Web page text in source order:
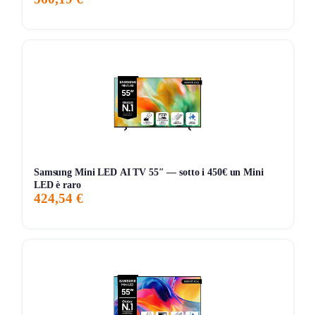
Samsung Mini LED AI TV 55″ — sotto i 450€ un Mini
LED è raro
424,54 €